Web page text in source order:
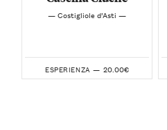
— Costigliole d’Asti —
ESPERIENZA — 20.00€